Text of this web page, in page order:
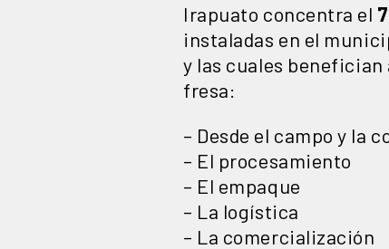
Irapuato concentra el
instaladas en el
y las cuales benefician
fresa:
– Desde el campo y la
– El procesamiento
– El empaque
– La logística
– La comercialización